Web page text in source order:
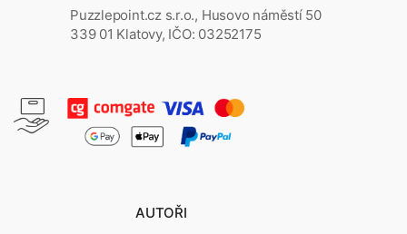
Puzzlepoint.cz s.r.o., Husovo náměstí 50
339 01 Klatovy, IČO: 03252175
AUTOŘI